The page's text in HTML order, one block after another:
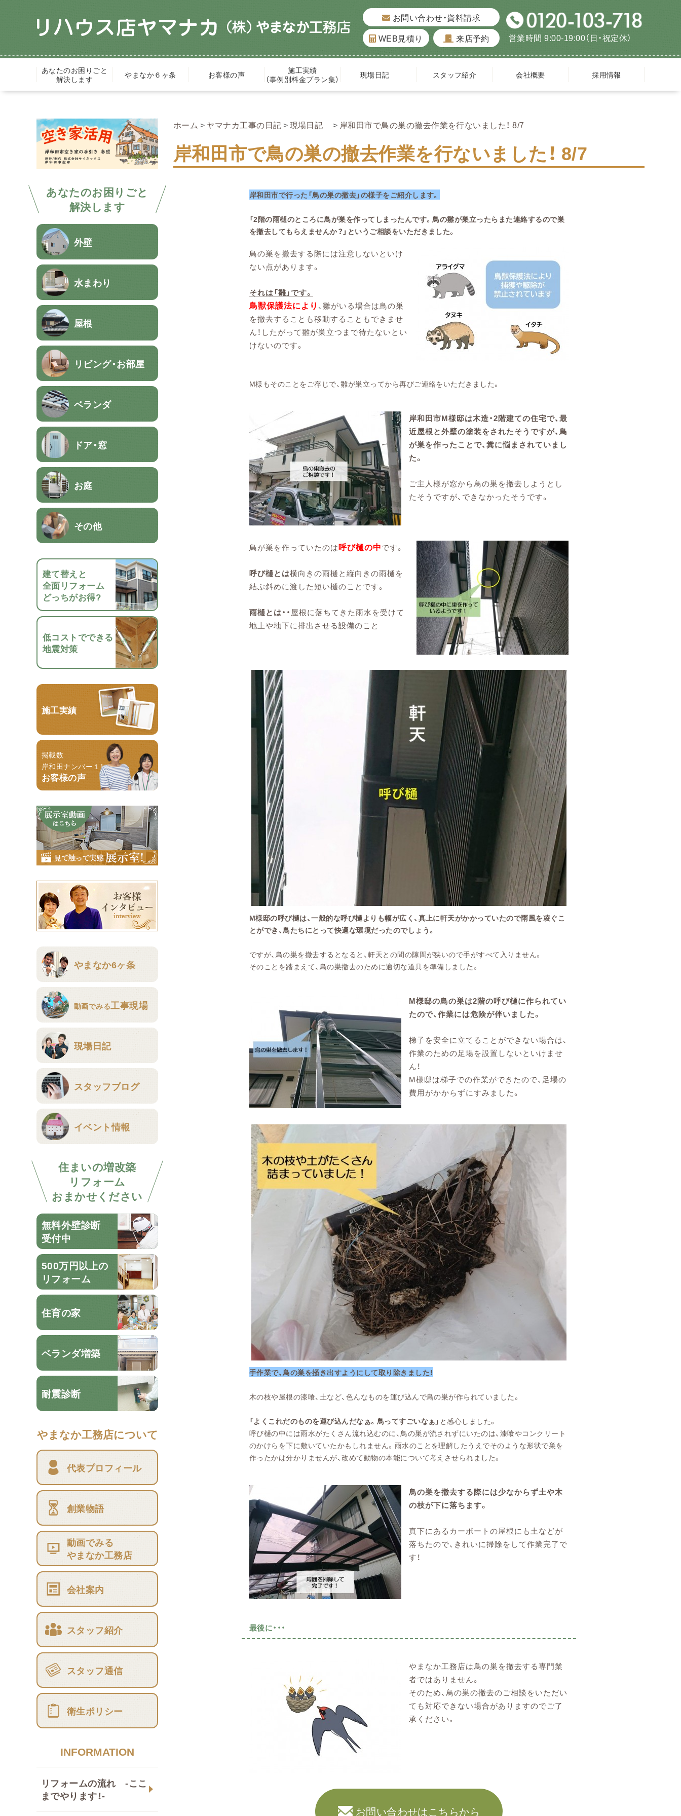
お問い合わせ・資料請求
WEB見積り
来店予約 営業時間 9:00-19:00（日・祝定休）
あなたのお困りごと
解決します
やまなか６ヶ条 お客様の声
施工実績
（事例別料金プラン集）
現場日記 スタッフ紹介 会社概要 採用情報
あなたのお困りごと
解決します
外壁
水まわり
屋根
リビング・お部屋
ベランダ
ドア・窓
お庭
その他
建て替えと
全面リフォーム
どっちがお得?
低コストでできる
地震対策
施工実績
掲載数
岸和田ナンバー１！
お客様の声
やまなか6ヶ条
動画でみる工事現場
現場日記
スタッフブログ
イベント情報
住まいの増改築
リフォーム
おまかせください
無料外壁診断
受付中
500万円以上の
リフォーム
住育の家
ベランダ増築
耐震診断
やまなか工務店について
代表プロフィール
創業物語
動画でみる
やまなか工務店
会社案内
スタッフ紹介
スタッフ通信
衛生ポリシー
INFORMATION
リフォームの流れ -ここ
までやります！-
ホーム ヤマナカ工事の日記 現場日記 岸和田市で鳥の巣の撤去作業を行ないました！ 8/7
岸和田市で鳥の巣の撤去作業を行ないました！ 8/7
岸和田市で行った「鳥の巣の撤去」の様子をご紹介します。
「2階の雨樋のところに鳥が巣を作ってしまったんです。鳥の雛が巣立ったらまた連絡するので巣
を撤去してもらえませんか？」というご相談をいただきました。
鳥の巣を撤去する際には注意しないといけ
ない点があります。
それは「雛」です。
鳥獣保護法により 、雛がいる場合は鳥の巣
を撤去することも移動することもできませ
ん！したがって雛が巣立つまで待たないとい
けないのです。
M様もそのことをご存じで、雛が巣立ってから再びご連絡をいただきました。
岸和田市M様邸は木造・2階建ての住宅で、最
近屋根と外壁の塗装をされたそうですが、鳥
が巣を作ったことで、糞に悩まされていまし
た。
ご主人様が窓から鳥の巣を撤去しようとし
たそうですが、できなかったそうです。
鳥が巣を作っていたのは呼び樋の中です。
呼び樋とは横向きの雨樋と縦向きの雨樋を
結ぶ斜めに渡した短い樋のことです。
雨樋とは・・屋根に落ちてきた雨水を受けて
地上や地下に排出させる設備のこと
M様邸の呼び樋は、一般的な呼び樋よりも幅が広く、真上に軒天がかかっていたので雨風を凌ぐこ
とができ、鳥たちにとって快適な環境だったのでしょう。
ですが、鳥の巣を撤去するとなると、軒天との間の隙間が狭いので手がすべて入りません。
そのことを踏まえて、鳥の巣撤去のために適切な道具を準備しました。
M様邸の鳥の巣は2階の呼び樋に作られてい
たので、作業には危険が伴いました。
梯子を安全に立てることができない場合は、
作業のための足場を設置しないといけませ
ん！
M様邸は梯子での作業ができたので、足場の
費用がかからずにすみました。
手作業で、鳥の巣を掻き出すようにして取り除きました！
木の枝や屋根の漆喰、土など、色んなものを運び込んで鳥の巣が作られていました。
「よくこれだのものを運び込んだなぁ。鳥ってすごいなぁ」 と感心しました。
呼び樋の中には雨水がたくさん流れ込むのに、鳥の巣が流されずにいたのは、漆喰やコンクリート
のかけらを下に敷いていたかもしれません。雨水のことを理解したうえでそのような形状で巣を
作ったかは分かりませんが、改めて動物の本能について考えさせられました。
鳥の巣を撤去する際には少なからず土や木
の枝が下に落ちます。
真下にあるカーポートの屋根にも土などが
落ちたので、きれいに掃除をして作業完了で
す！
最後に・・・
やまなか工務店は鳥の巣を撤去する専門業
者ではありません。
そのため、鳥の巣の撤去のご相談をいただい
ても対応できない場合がありますのでご了
承ください。
お問い合わせはこちらから